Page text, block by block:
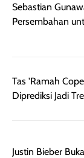
Sebastian
Persembahan
Tas 'Ramah
Diprediksi Jadi
Justin Bieber